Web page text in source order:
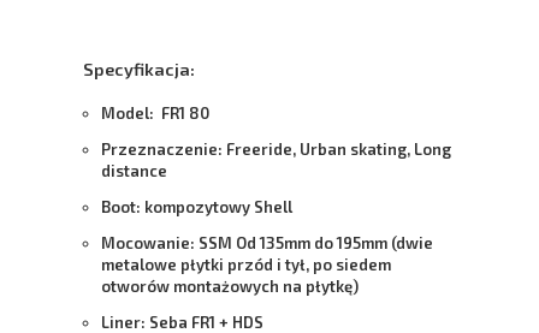
Specyfikacja:
Model: FR1 80
Przeznaczenie: Freeride, Urban skating, Long
distance
Boot: kompozytowy Shell
Mocowanie: SSM Od 135mm do 195mm (dwie
metalowe płytki przód i tył, po siedem
otworów montażowych na płytkę)
Liner: Seba FR1 + HDS